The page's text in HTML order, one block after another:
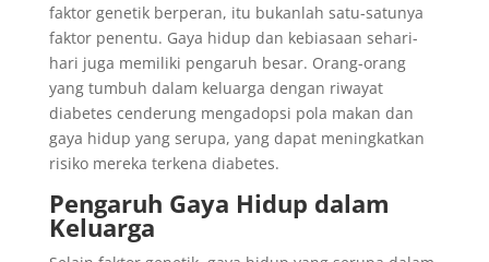
faktor genetik berperan, itu bukanlah satu-satunya
faktor penentu. Gaya hidup dan kebiasaan sehari-
hari juga memiliki pengaruh besar. Orang-orang
yang tumbuh dalam keluarga dengan riwayat
diabetes cenderung mengadopsi pola makan dan
gaya hidup yang serupa, yang dapat meningkatkan
risiko mereka terkena diabetes.
Pengaruh Gaya Hidup dalam
Keluarga